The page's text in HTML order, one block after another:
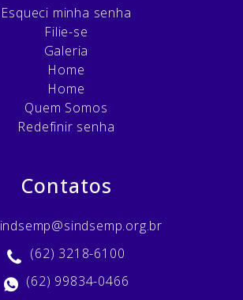
Esqueci minha senha
Filie-se
Galeria
Home
Home
Quem Somos
Redefinir senha
Contatos
(62) 3218-6100
(62) 99834-0466